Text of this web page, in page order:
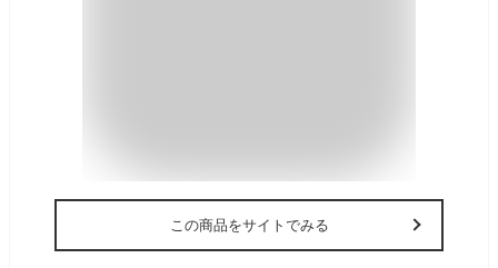
この商品をサイトでみる